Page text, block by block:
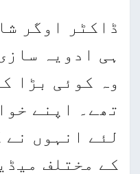
ڈاکٹر اوگر
ہی ادویہ
وہ کوئی بڑا
تھے۔ اپنے
لئے انہوں
کے مختلف